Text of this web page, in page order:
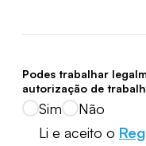
Podes trabalhar
autorização de
Sim
Não
Li e aceito o